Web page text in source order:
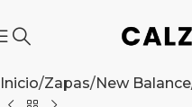
Inicio Zapas New Balance